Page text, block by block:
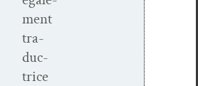
ment
tra­
duc­
trice